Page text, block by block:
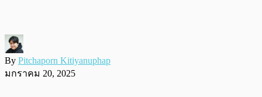
By Pitchaporn Kitiyanuphap
มกราคม 20, 2025